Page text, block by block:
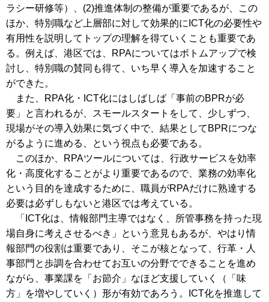
ラシー研修等）、(2)推進体制の整備が重要であるが、この
ほか、特別職など上層部に対して効果的にICT化の必要性や
有用性を説明してトップの理解を得ていくことも重要であ
る。例えば、港区では、RPAについてはボトムアップで検
討し、特別職の賛同も得て、いち早く導入を加速すること
ができた。
また、RPA化・ICT化にはしばしば「事前のBPRが必
要」と言われるが、スモールスタートをして、少しずつ、
現場がその導入効果に気づく中で、結果としてBPRにつな
がるように進める、という視点も必要である。
このほか、RPAツールについては、行政サービスを効率
化・高度化することがより重要であるので、業務の効率化
という目的を達成するために、職員がRPAだけに熟達する
必要は必ずしもないと港区では考えている。
「ICT化は、情報部門主導ではなく、所管事務を持った現
場自身に考えさせるべき」という意見もあるが、やはり情
報部門の役割は重要であり、そこが核となって、行革・人
事部門と歩調を合わせてお互いの分野でできることを進め
ながら、事業課を「お節介」なほど支援していく（「味
方」を増やしていく）形が有効であろう。ICT化を推進して